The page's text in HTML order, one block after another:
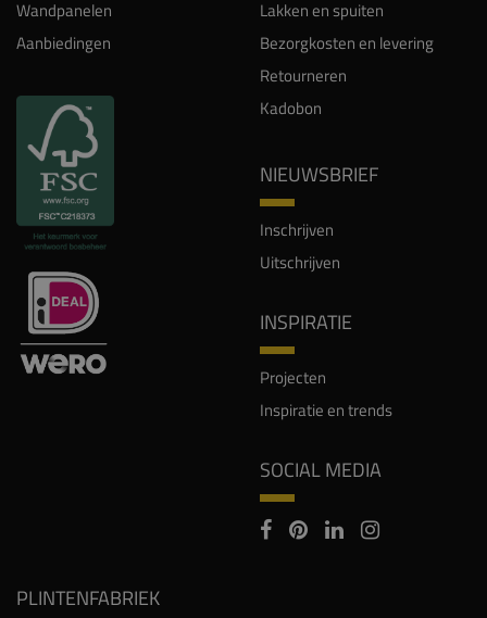
Wandpanelen
Aanbiedingen
Lakken en spuiten
Bezorgkosten en levering
Retourneren
Kadobon
NIEUWSBRIEF
Inschrijven
Uitschrijven
INSPIRATIE
Projecten
Inspiratie en trends
SOCIAL MEDIA
PLINTENFABRIEK